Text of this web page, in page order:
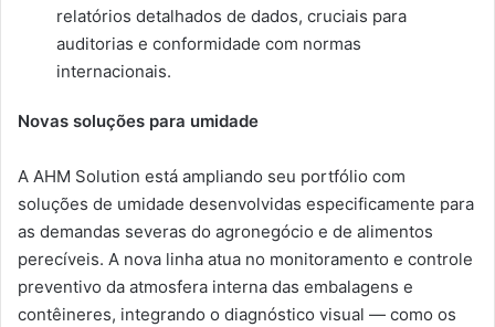
relatórios detalhados de dados, cruciais para
auditorias e conformidade com normas
internacionais.
Novas soluções para umidade
A AHM Solution está ampliando seu portfólio com
soluções de umidade desenvolvidas especificamente para
as demandas severas do agronegócio e de alimentos
perecíveis. A nova linha atua no monitoramento e controle
preventivo da atmosfera interna das embalagens e
contêineres, integrando o diagnóstico visual — como os